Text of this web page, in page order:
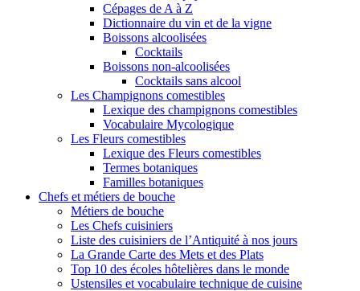
Cépages de A à Z
Dictionnaire du vin et de la vigne
Boissons alcoolisées
Cocktails
Boissons non-alcoolisées
Cocktails sans alcool
Les Champignons comestibles
Lexique des champignons comestibles
Vocabulaire Mycologique
Les Fleurs comestibles
Lexique des Fleurs comestibles
Termes botaniques
Familles botaniques
Chefs et métiers de bouche
Métiers de bouche
Les Chefs cuisiniers
Liste des cuisiniers de l’Antiquité à nos jours
La Grande Carte des Mets et des Plats
Top 10 des écoles hôtelières dans le monde
Ustensiles et vocabulaire technique de cuisine